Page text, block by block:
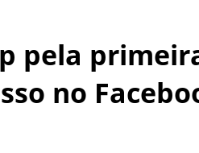
pela
no